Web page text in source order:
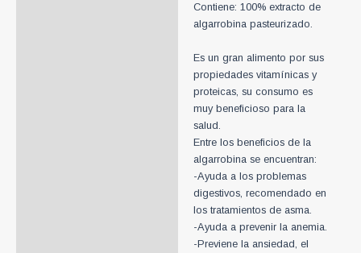
Contiene: 100% extracto de
algarrobina pasteurizado.
Es un gran alimento por sus
propiedades vitamínicas y
proteicas, su consumo es
muy beneficioso para la
salud.
Entre los beneficios de la
algarrobina se encuentran:
-Ayuda a los problemas
digestivos, recomendado en
los tratamientos de asma.
-Ayuda a prevenir la anemia.
-Previene la ansiedad, el